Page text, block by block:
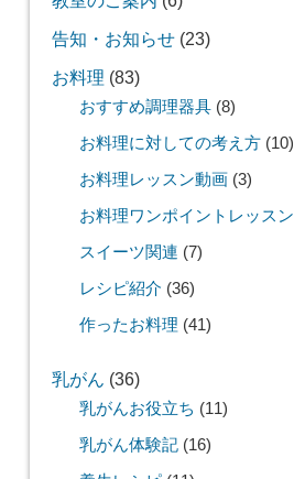
告知・お知らせ(23)
お料理 (83)
おすすめ調理器具(8)
お料理に対しての考え方(10)
お料理レッスン動画(3)
お料理ワンポイントレッスン
スイーツ関連 (7)
レシピ紹介 (36)
作ったお料理 (41)
乳がん (36)
乳がんお役立ち (11)
乳がん体験記(16)